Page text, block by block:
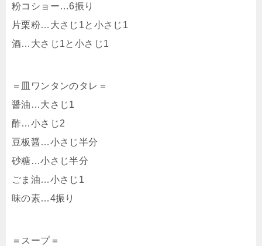
粉コショー…6振り
片栗粉…大さじ1と小さじ1
酒…大さじ1と小さじ1
＝皿ワンタンのタレ＝
醤油…大さじ1
酢…小さじ2
豆板醤…小さじ半分
砂糖…小さじ半分
ごま油…小さじ1
味の素…4振り
＝スープ＝